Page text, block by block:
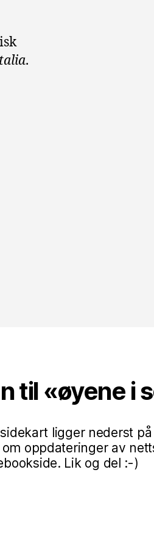
.
til «øyene i
ligger nederst på
oppdateringer av
Lik og del :-)